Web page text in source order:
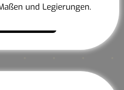
und Legierungen.